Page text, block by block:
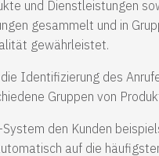
und Dienstleistungen
gesammelt und in
gewährleistet.
Identifizierung des
Gruppen von
System den Kunden
auf die